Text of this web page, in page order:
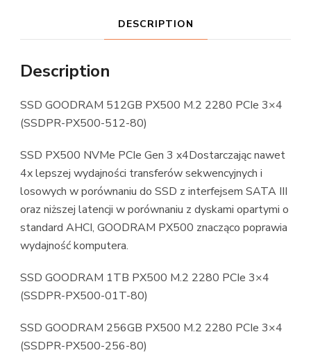
DESCRIPTION
Description
SSD GOODRAM 512GB PX500 M.2 2280 PCIe 3×4
(SSDPR-PX500-512-80)
SSD PX500 NVMe PCIe Gen 3 x4Dostarczając nawet
4x lepszej wydajności transferów sekwencyjnych i
losowych w porównaniu do SSD z interfejsem SATA III
oraz niższej latencji w porównaniu z dyskami opartymi o
standard AHCI, GOODRAM PX500 znacząco poprawia
wydajność komputera.
SSD GOODRAM 1TB PX500 M.2 2280 PCIe 3×4
(SSDPR-PX500-01T-80)
SSD GOODRAM 256GB PX500 M.2 2280 PCIe 3×4
(SSDPR-PX500-256-80)